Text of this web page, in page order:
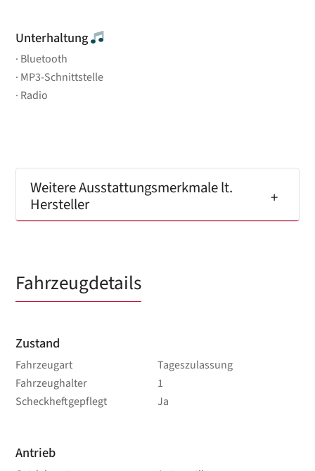
Unterhaltung
Bluetooth
MP3-Schnittstelle
Radio
Weitere Ausstattungsmerkmale lt.
Hersteller
Fahrzeugdetails
Zustand
Fahrzeugart
Tageszulassung
Fahrzeughalter
1
Scheckheftgepflegt
Ja
Antrieb